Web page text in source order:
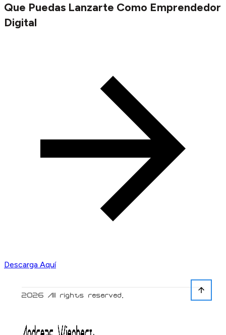
Que Puedas Lanzarte Como Emprendedor
Digital
Descarga Aquí
2026 All rights reserved.